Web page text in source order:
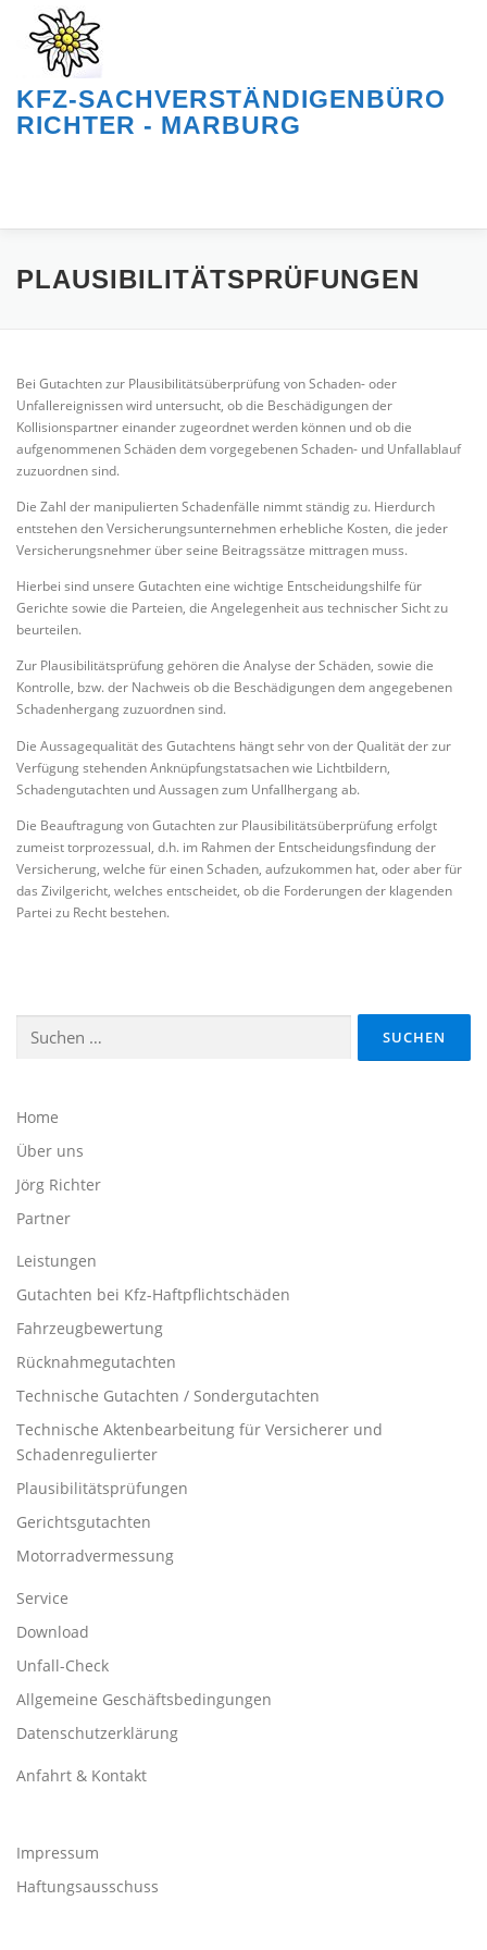
Inhalt
springen
KFZ-SACHVERSTÄNDIGENBÜRO
RICHTER - MARBURG
HOME ÜBER UNS LEISTUNGEN SERVICE
PLAUSIBILITÄTSPRÜFUNGEN
Bei Gutachten zur Plausibilitätsüberprüfung von Schaden- oder
Unfallereignissen wird untersucht, ob die Beschädigungen der
Kollisionspartner einander zugeordnet werden können und ob die
aufgenommenen Schäden dem vorgegebenen Schaden- und Unfallablauf
zuzuordnen sind.
Die Zahl der manipulierten Schadenfälle nimmt ständig zu. Hierdurch
entstehen den Versicherungsunternehmen erhebliche Kosten, die jeder
Versicherungsnehmer über seine Beitragssätze mittragen muss.
Hierbei sind unsere Gutachten eine wichtige Entscheidungshilfe für
Gerichte sowie die Parteien, die Angelegenheit aus technischer Sicht zu
beurteilen.
Zur Plausibilitätsprüfung gehören die Analyse der Schäden, sowie die
Kontrolle, bzw. der Nachweis ob die Beschädigungen dem angegebenen
Schadenhergang zuzuordnen sind.
Die Aussagequalität des Gutachtens hängt sehr von der Qualität der zur
Verfügung stehenden Anknüpfungstatsachen wie Lichtbildern,
Schadengutachten und Aussagen zum Unfallhergang ab.
Die Beauftragung von Gutachten zur Plausibilitätsüberprüfung erfolgt
zumeist torprozessual, d.h. im Rahmen der Entscheidungsfindung der
Versicherung, welche für einen Schaden, aufzukommen hat, oder aber für
das Zivilgericht, welches entscheidet, ob die Forderungen der klagenden
Partei zu Recht bestehen.
nach:
Home
Über uns
Jörg Richter
Partner
Leistungen
Gutachten bei Kfz-Haftpflichtschäden
Fahrzeugbewertung
Rücknahmegutachten
Technische Gutachten / Sondergutachten
Technische Aktenbearbeitung für Versicherer und
Schadenregulierter
Plausibilitätsprüfungen
Gerichtsgutachten
Motorradvermessung
Service
Download
Unfall-Check
Allgemeine Geschäftsbedingungen
Datenschutzerklärung
Anfahrt & Kontakt
Impressum
Haftungsausschuss